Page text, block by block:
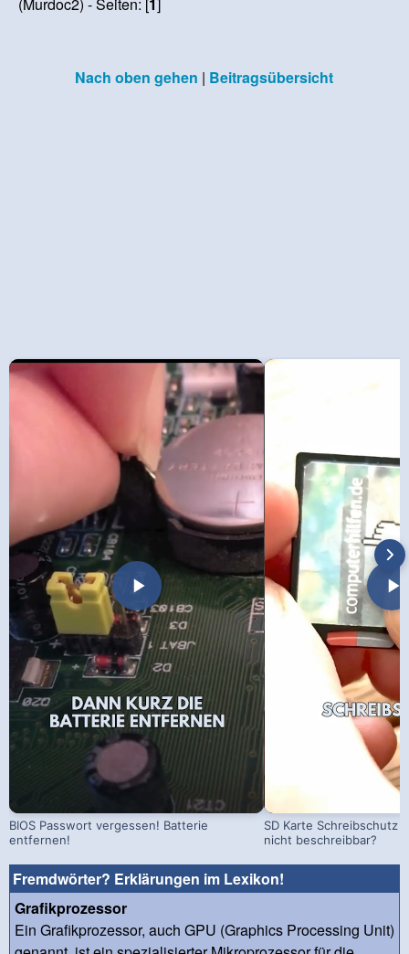
(Murdoc2) - Seiten: [1]
Nach oben gehen | Beitragsübersicht
BIOS Passwort vergessen! Batterie
entfernen!
SD Karte Schreibschutz
nicht beschreibbar?
Fremdwörter? Erklärungen im Lexikon!
Grafikprozessor
Ein Grafikprozessor, auch GPU (Graphics Processing Unit)